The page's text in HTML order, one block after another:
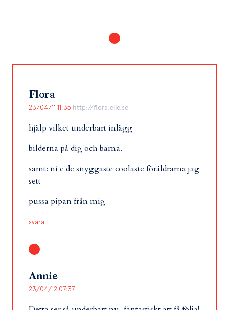
Flora
23/04/11 11:35 http://flora.elle.se
hjälp vilket underbart inlägg
bilderna på dig och barna.
samt: ni e de snyggaste coolaste föräldrarna jag
sett
pussa pipan från mig
svara
Annie
23/04/12 07:37